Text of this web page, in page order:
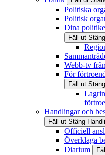
Politiska
Politisk
Dina
Fäll ut Stäng
Webb-tv
För
Fäll ut Stäng
Handlingar och
Fäll ut Stäng
Officiell
Överklaga
Diarium